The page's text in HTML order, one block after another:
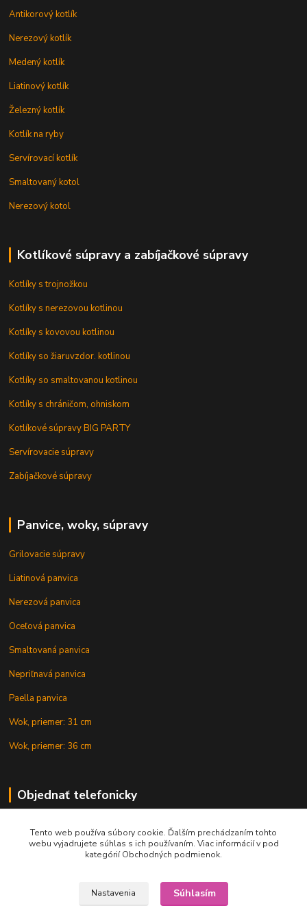
Antikorový kotlík
Nerezový kotlík
Medený kotlík
Liatinový kotlík
Železný kotlík
Kotlík na ryby
Servírovací kotlík
Smaltovaný kotol
Nerezový kotol
Kotlíkové súpravy a zabíjačkové súpravy
Kotlíky s trojnožkou
Kotlíky s nerezovou kotlinou
Kotlíky s kovovou kotlinou
Kotlíky so žiaruvzdor. kotlinou
Kotlíky so smaltovanou kotlinou
Kotlíky s chráničom, ohniskom
Kotlíkové súpravy BIG PARTY
Servírovacie súpravy
Zabíjačkové súpravy
Panvice, woky, súpravy
Grilovacie súpravy
Liatinová panvica
Nerezová panvica
Oceľová panvica
Smaltovaná panvica
Nepriľnavá panvica
Paella panvica
Wok, priemer: 31 cm
Wok, priemer: 36 cm
Objednať telefonicky
+421 902 212 007
Tento web používa súbory cookie. Ďalším prechádzaním tohto
webu vyjadrujete súhlas s ich používaním. Viac informácií v pod
kategórií Obchodných podmienok.
Nastavenia Súhlasím